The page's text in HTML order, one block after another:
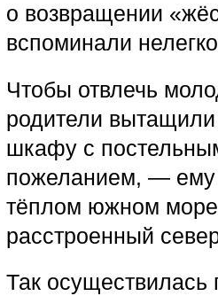
о возвращении
вспоминали
Чтобы отвлечь
родители вытащили
шкафу с
пожеланием, — ему
тёплом южном
расстроенный
Так осуществилась